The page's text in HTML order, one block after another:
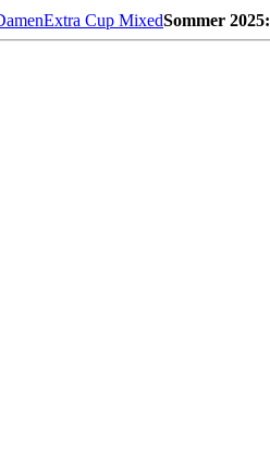
Extra Cup MixedSommer 2025: